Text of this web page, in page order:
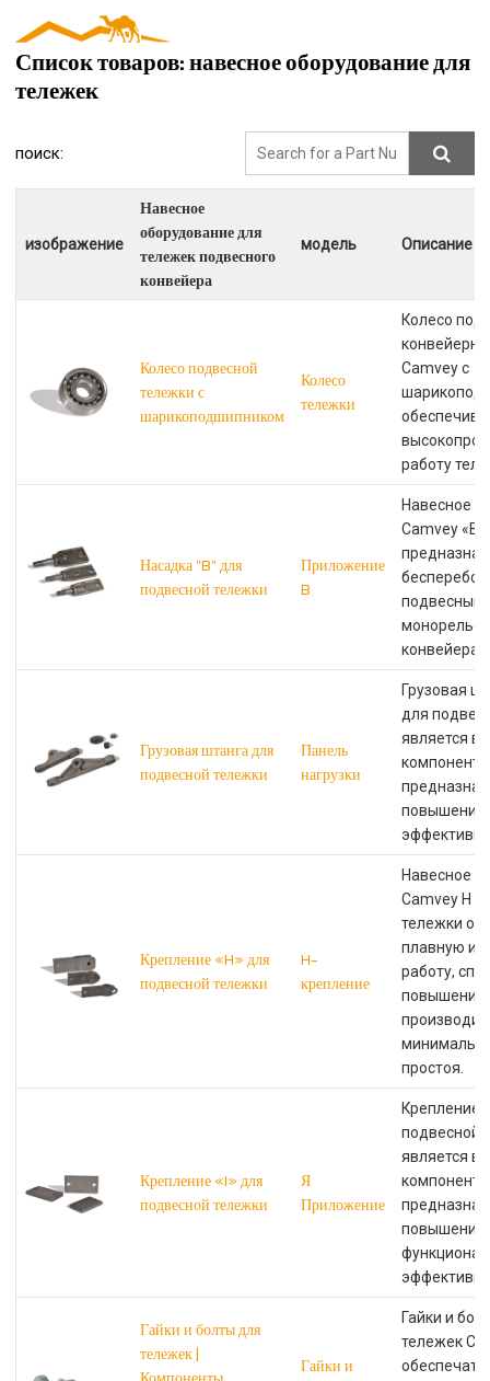
Список товаров: навесное оборудование для
тележек
поиск:
изображение
Навесное
оборудование для
тележек подвесного
конвейера
модель Описание
Колесо подвесной
тележки с
шарикоподшипником
Колесо
тележки
Колесо
Camvey с
работу
Насадка "B" для
подвесной тележки
Приложение
B
Навесное
Camvey «B»
Грузовая штанга для
подвесной тележки
Панель
нагрузки
Грузовая
для
является
повышения
Крепление «H» для
подвесной тележки
H-
крепление
Навесное
Camvey H
тележки
плавную и
работу,
повышению
простоя.
Крепление «I» для
подвесной тележки
Я
Приложение
Крепление
подвесной
является
повышения
Гайки и болты для
тележек |
Гайки и
Гайки и
тележек
обеспечат